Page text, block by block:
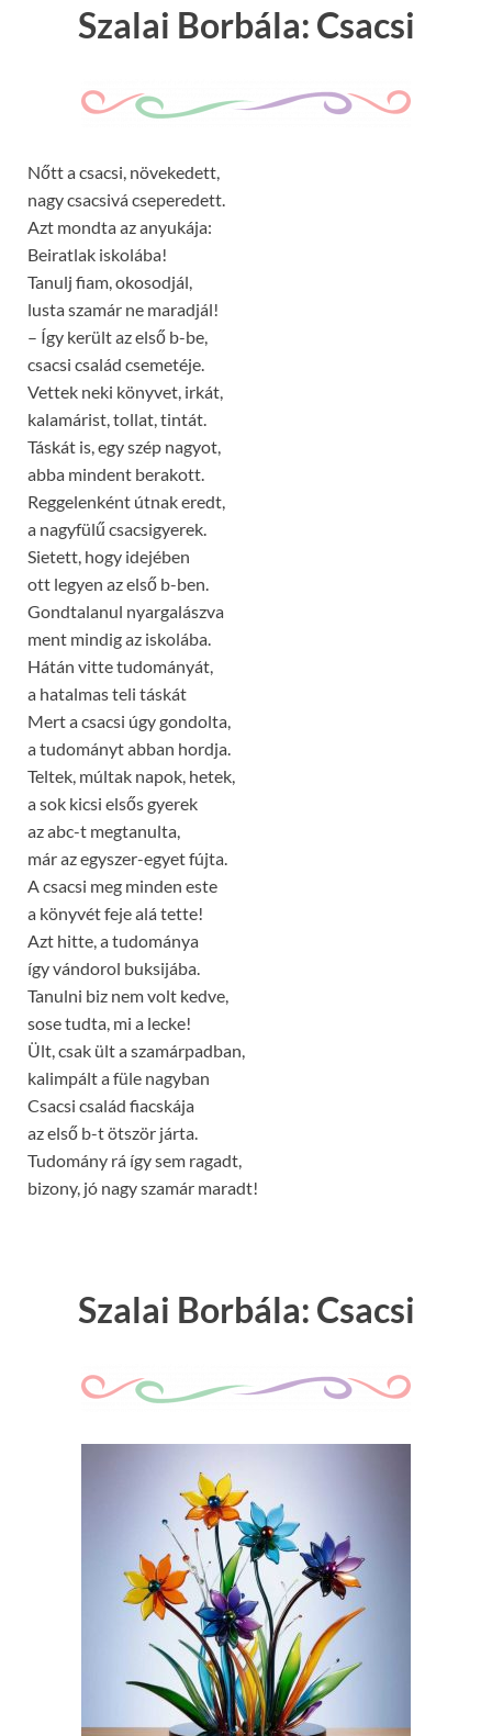
Szalai Borbála: Csacsi
Nőtt a csacsi, növekedett,
nagy csacsivá cseperedett.
Azt mondta az anyukája:
Beiratlak iskolába!
Tanulj fiam, okosodjál,
lusta szamár ne maradjál!
– Így került az első b-be,
csacsi család csemetéje.
Vettek neki könyvet, irkát,
kalamárist, tollat, tintát.
Táskát is, egy szép nagyot,
abba mindent berakott.
Reggelenként útnak eredt,
a nagyfülű csacsigyerek.
Sietett, hogy idejében
ott legyen az első b-ben.
Gondtalanul nyargalászva
ment mindig az iskolába.
Hátán vitte tudományát,
a hatalmas teli táskát
Mert a csacsi úgy gondolta,
a tudományt abban hordja.
Teltek, múltak napok, hetek,
a sok kicsi elsős gyerek
az abc-t megtanulta,
már az egyszer-egyet fújta.
A csacsi meg minden este
a könyvét feje alá tette!
Azt hitte, a tudománya
így vándorol buksijába.
Tanulni biz nem volt kedve,
sose tudta, mi a lecke!
Ült, csak ült a szamárpadban,
kalimpált a füle nagyban
Csacsi család fiacskája
az első b-t ötször járta.
Tudomány rá így sem ragadt,
bizony, jó nagy szamár maradt!
Szalai Borbála: Csacsi